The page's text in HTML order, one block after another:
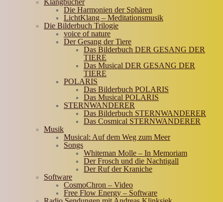
Klangbücher
Die Harmonien der Sphären
LichtKlang – Meditationsmusik
Die Bilderbuch Trilogie
voice of nature
Der Gesang der Tiere
Das Bilderbuch DER GESANG DER
TIERE
Das Musical DER GESANG DER
TIERE
POLARIS
Das Bilderbuch POLARIS
Das Musical POLARIS
STERNWANDERER
Das Bilderbuch STERNWANDERER
Das Cosmical STERNWANDERER
Musik
Musical: Auf dem Weg zum Meer
Songs
Whiteman Molle – In Memoriam
Der Frosch und die Nachtigall
Der Ruf der Kraniche
Software
CosmoChron – Video
Free Flow Energy – Software